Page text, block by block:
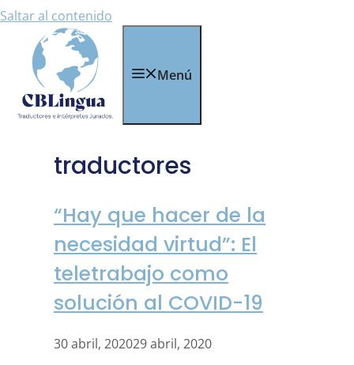
Saltar al contenido
Menú
traductores
“Hay que hacer de la
necesidad virtud”: El
teletrabajo como
solución al COVID-19
30 abril, 202029 abril, 2020